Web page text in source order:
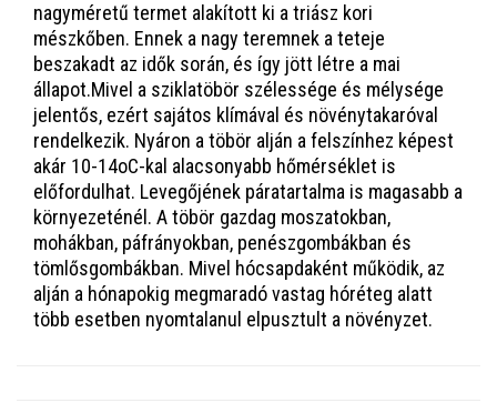
nagyméretű termet alakított ki a triász kori
mészkőben. Ennek a nagy teremnek a teteje
beszakadt az idők során, és így jött létre a mai
állapot.Mivel a sziklatöbör szélessége és mélysége
jelentős, ezért sajátos klímával és növénytakaróval
rendelkezik. Nyáron a töbör alján a felszínhez képest
akár 10-14oC-kal alacsonyabb hőmérséklet is
előfordulhat. Levegőjének páratartalma is magasabb a
környezeténél. A töbör gazdag moszatokban,
mohákban, páfrányokban, penészgombákban és
tömlősgombákban. Mivel hócsapdaként működik, az
alján a hónapokig megmaradó vastag hóréteg alatt
több esetben nyomtalanul elpusztult a növényzet.